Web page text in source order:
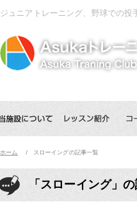
ジュニアトレーニング、野球での投
ホーム スローイングの記事一覧
「スローイング」